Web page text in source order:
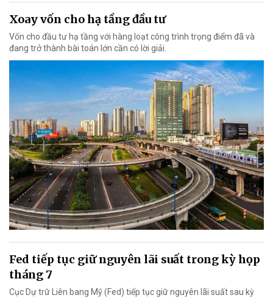
Xoay vốn cho hạ tầng đầu tư
Vốn cho đầu tư hạ tầng với hàng loạt công trình trọng điểm đã và
đang trở thành bài toán lớn cần có lời giải.
Fed tiếp tục giữ nguyên lãi suất trong kỳ họp
tháng 7
Cục Dự trữ Liên bang Mỹ (Fed) tiếp tục giữ nguyên lãi suất sau kỳ